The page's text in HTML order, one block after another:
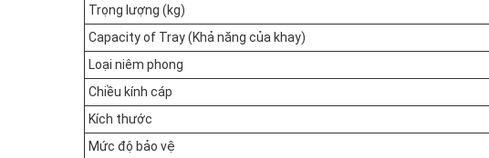
Trọng lượng (kg)
Capacity of Tray (Khả năng của khay)
Loại niêm phong
Chiều kính cáp
Kích thước
Mức độ bảo vệ